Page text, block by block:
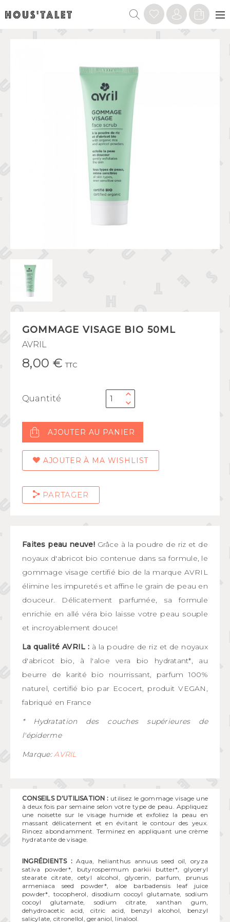
GOMMAGE VISAGE BIO 50ML
AVRIL
8,00 € TTC
Quantité
AJOUTER AU PANIER
AJOUTER À MA WISHLIST
PARTAGER
Faites peau neuve!Grâce à la poudre de riz et de
noyaux d'abricot bio contenue dans sa formule, le
gommage visage certifié bio de la marque AVRIL
élimine les impuretés et affine le grain de peau en
douceur. Délicatement parfumée, sa formule
enrichie en allé véra bio laisse votre peau souple
et incroyablement douce!
La qualité AVRIL : à la poudre de riz et de noyaux
d'abricot bio, à l'aloe vera bio hydratant*, au
beurre de karité bio nourrissant, parfum 100%
naturel, certifié bio par Ecocert, produit VEGAN,
fabriqué en France
* Hydratation des couches supérieures de
l'épiderme
Marque: AVRIL
CONSEILS D'UTILISATION : utilisez le gommage visage une
à deux fois par semaine selon votre type de peau. Appliquez
une noisette sur le visage humide et exfoliez la peau en
massant délicatement et en évitant le contour des yeux.
Rincez abondamment. Terminez en appliquant une crème
hydratante de visage.
INGRÉDIENTS : Aqua, helianthus annuus seed oil, oryza
sativa powder*, butyrospermum parkii butter*, glyceryl
stearate citrate, cetyl alcohol, glycerin, parfum, prunus
armeniaca seed powder*, aloe barbadensis leaf juice
powder*, tocopherol, disodium cocoyl glutamate, sodium
cocoyl glutamate, sodium citrate, xanthan gum,
dehydroacetic acid, citric acid, benzyl alcohol, benzyl
salicylate, citronellol, geraniol, linalool.